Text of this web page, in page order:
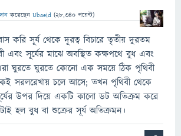
করেছেন Ubaeid (28,340 পয়েন্ট)
করি সূর্য থেকে দূরত্ব বিচারে তৃতীয় দুরতম
এবং সূর্যের মাঝে অবস্থিত কক্ষপথে বুধ এবং
ঘুরতে ঘুরতে কোনো এক সময়ে ঠিক পৃথিবী
সরলরেখায় চলে আসে; তখন পৃথিবী থেকে
উপর দিয়ে একটি কালো ডট অতিক্রম করে
হল বুধ বা শুক্রের সূর্য অতিক্রমন।